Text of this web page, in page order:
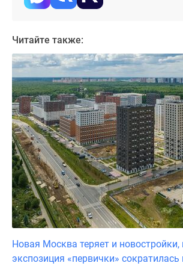
Читайте также:
Новая Москва теряет и новостройки,
экспозиция «первички» сократилась